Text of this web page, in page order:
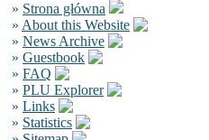
» Strona główna
» About this Website
» News Archive
» Guestbook
» FAQ
» PLU Explorer
» Links
» Statistics